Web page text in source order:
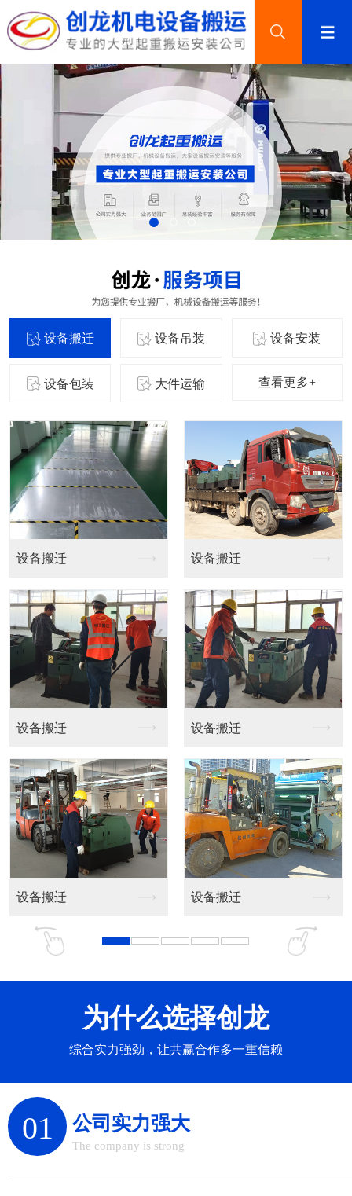
设备搬迁 设备吊装 设备安装
设备包装 大件运输 查看更多+
设备吊装 设备吊装
设备吊装 设备吊装
设备吊装 设备吊装
为什么选择创龙
综合实力强劲，让共赢合作多一重信赖
01 公司实力强大
The company is strong